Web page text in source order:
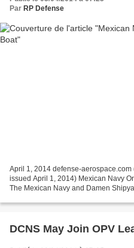
Par RP Defense
April 1, 2014 defense-
issued April 1, 2014) Mexican Navy
The Mexican Navy and Damen
DCNS May Join OPV